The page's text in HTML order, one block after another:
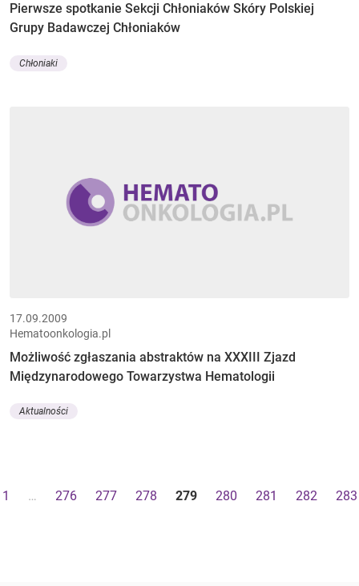
Pierwsze spotkanie Sekcji Chłoniaków Skóry Polskiej
Grupy Badawczej Chłoniaków
Chłoniaki
17.09.2009
Hematoonkologia.pl
Możliwość zgłaszania abstraktów na XXXIII Zjazd
Międzynarodowego Towarzystwa Hematologii
Aktualności
1 … 276 277 278 279 280 281 282 283